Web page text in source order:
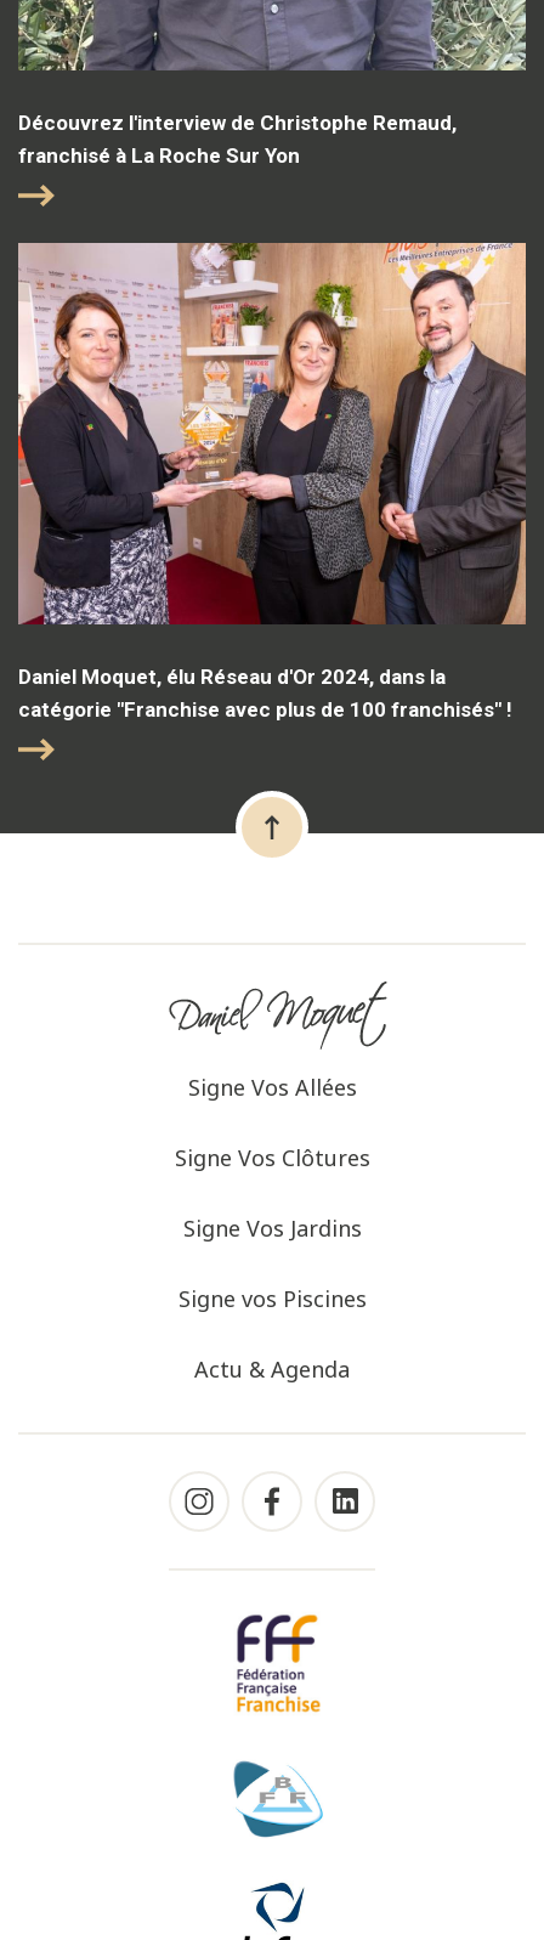
Découvrez l'interview de Christophe Remaud,
franchisé à La Roche Sur Yon
Daniel Moquet, élu Réseau d'Or 2024, dans la
catégorie "Franchise avec plus de 100 franchisés" !
Signe Vos Allées
Signe Vos Clôtures
Signe Vos Jardins
Signe vos Piscines
Actu & Agenda